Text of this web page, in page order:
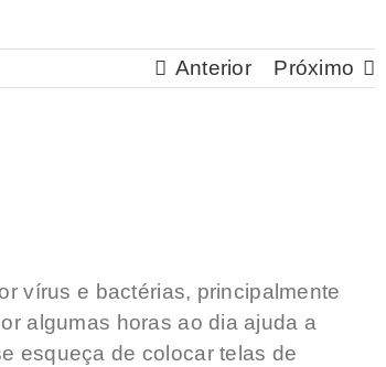
Anterior Próximo
vírus e bactérias, principalmente
algumas horas ao dia ajuda a
esqueça de colocar telas de